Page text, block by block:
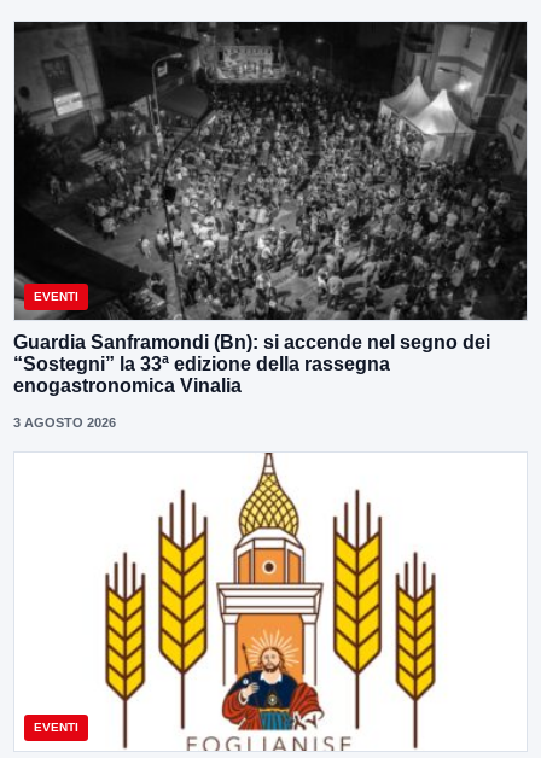
EVENTI
Guardia Sanframondi (Bn): si accende nel segno dei
“Sostegni” la 33ª edizione della rassegna
enogastronomica Vinalia
3 AGOSTO 2026
EVENTI